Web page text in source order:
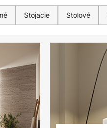
Stojacie Stolové